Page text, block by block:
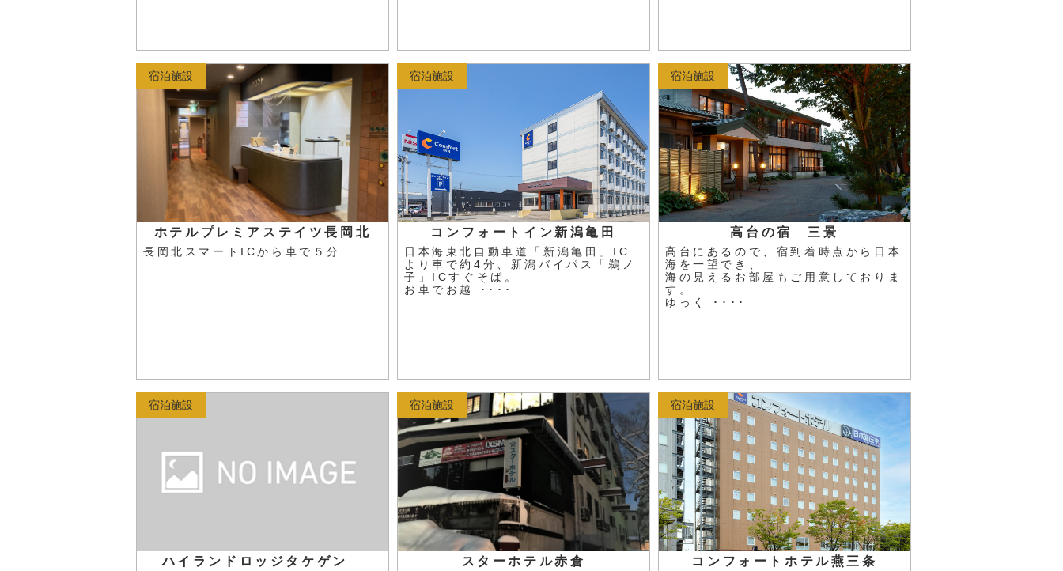
ホテルプレミアステイツ長岡北
長岡北スマートICから車で５分
宿泊施設
コンフォートイン新潟亀田
日本海東北自動車道「新潟亀田」IC
より車で約4分、新潟バイパス「鵜ノ
子」ICすぐそば。
お車でお越 ････
宿泊施設
高台の宿 三景
高台にあるので、宿到着時点から日本
海を一望でき、
海の見えるお部屋もご用意しておりま
す。
ゆっく ････
宿泊施設
ハイランドロッジタケゲン
宿泊施設
スターホテル赤倉
宿泊施設
コンフォートホテル燕三条
宿泊施設